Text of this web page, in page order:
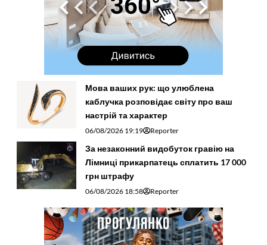
Мова ваших рук: що улюблена
каблучка розповідає світу про ваш
настрій та характер
06/08/2026 19:19 Reporter
За незаконний видобуток гравію на
Лімниці прикарпатець сплатить 17 000
грн штрафу
06/08/2026 18:58 Reporter